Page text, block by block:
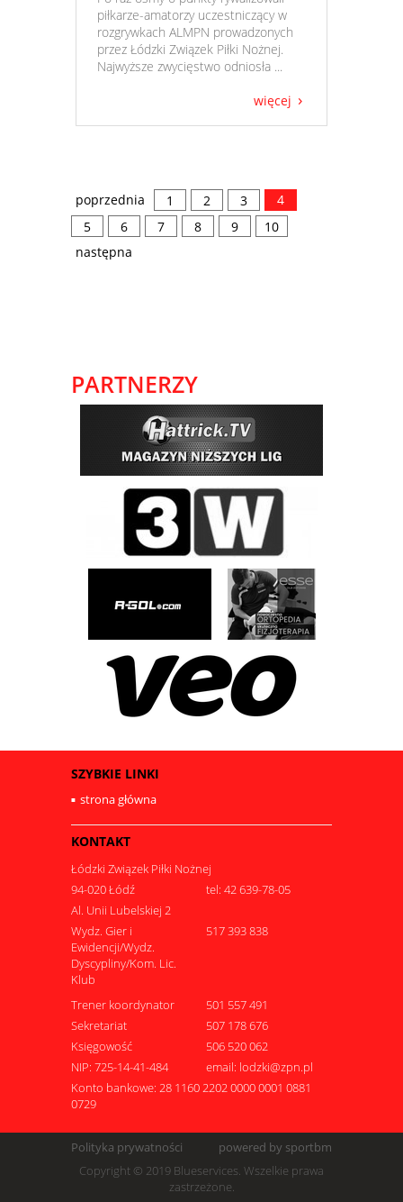
piłkarze-amatorzy uczestniczący w
rozgrywkach ALMPN prowadzonych
przez Łódzki Związek Piłki Nożnej.
Najwyższe zwycięstwo odniosła ...
więcej
poprzednia 1 2 3
4
5
6 7 8 9
10
następna
PARTNERZY
SZYBKIE LINKI
strona główna
KONTAKT
Łódzki Związek Piłki Nożnej
94-020 Łódź
tel: 42 639-78-05
Al. Unii Lubelskiej 2
Wydz. Gier i
Ewidencji/Wydz.
Dyscypliny/Kom. Lic.
Klub
517 393 838
Trener koordynator
501 557 491
Sekretariat
507 178 676
Księgowość
506 520 062
NIP: 725-14-41-484
email: lodzki@zpn.pl
Konto bankowe: 28 1160 2202 0000 0001 0881
0729
Polityka prywatności
powered by sportbm
Copyright © 2019 Blueservices. Wszelkie prawa
zastrzeżone.